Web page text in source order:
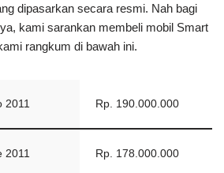
dipasarkan secara resmi. Nah bagi
kami sarankan membeli mobil Smart
rangkum di bawah ini.
2011 Rp. 190.000.000
2011 Rp. 178.000.000